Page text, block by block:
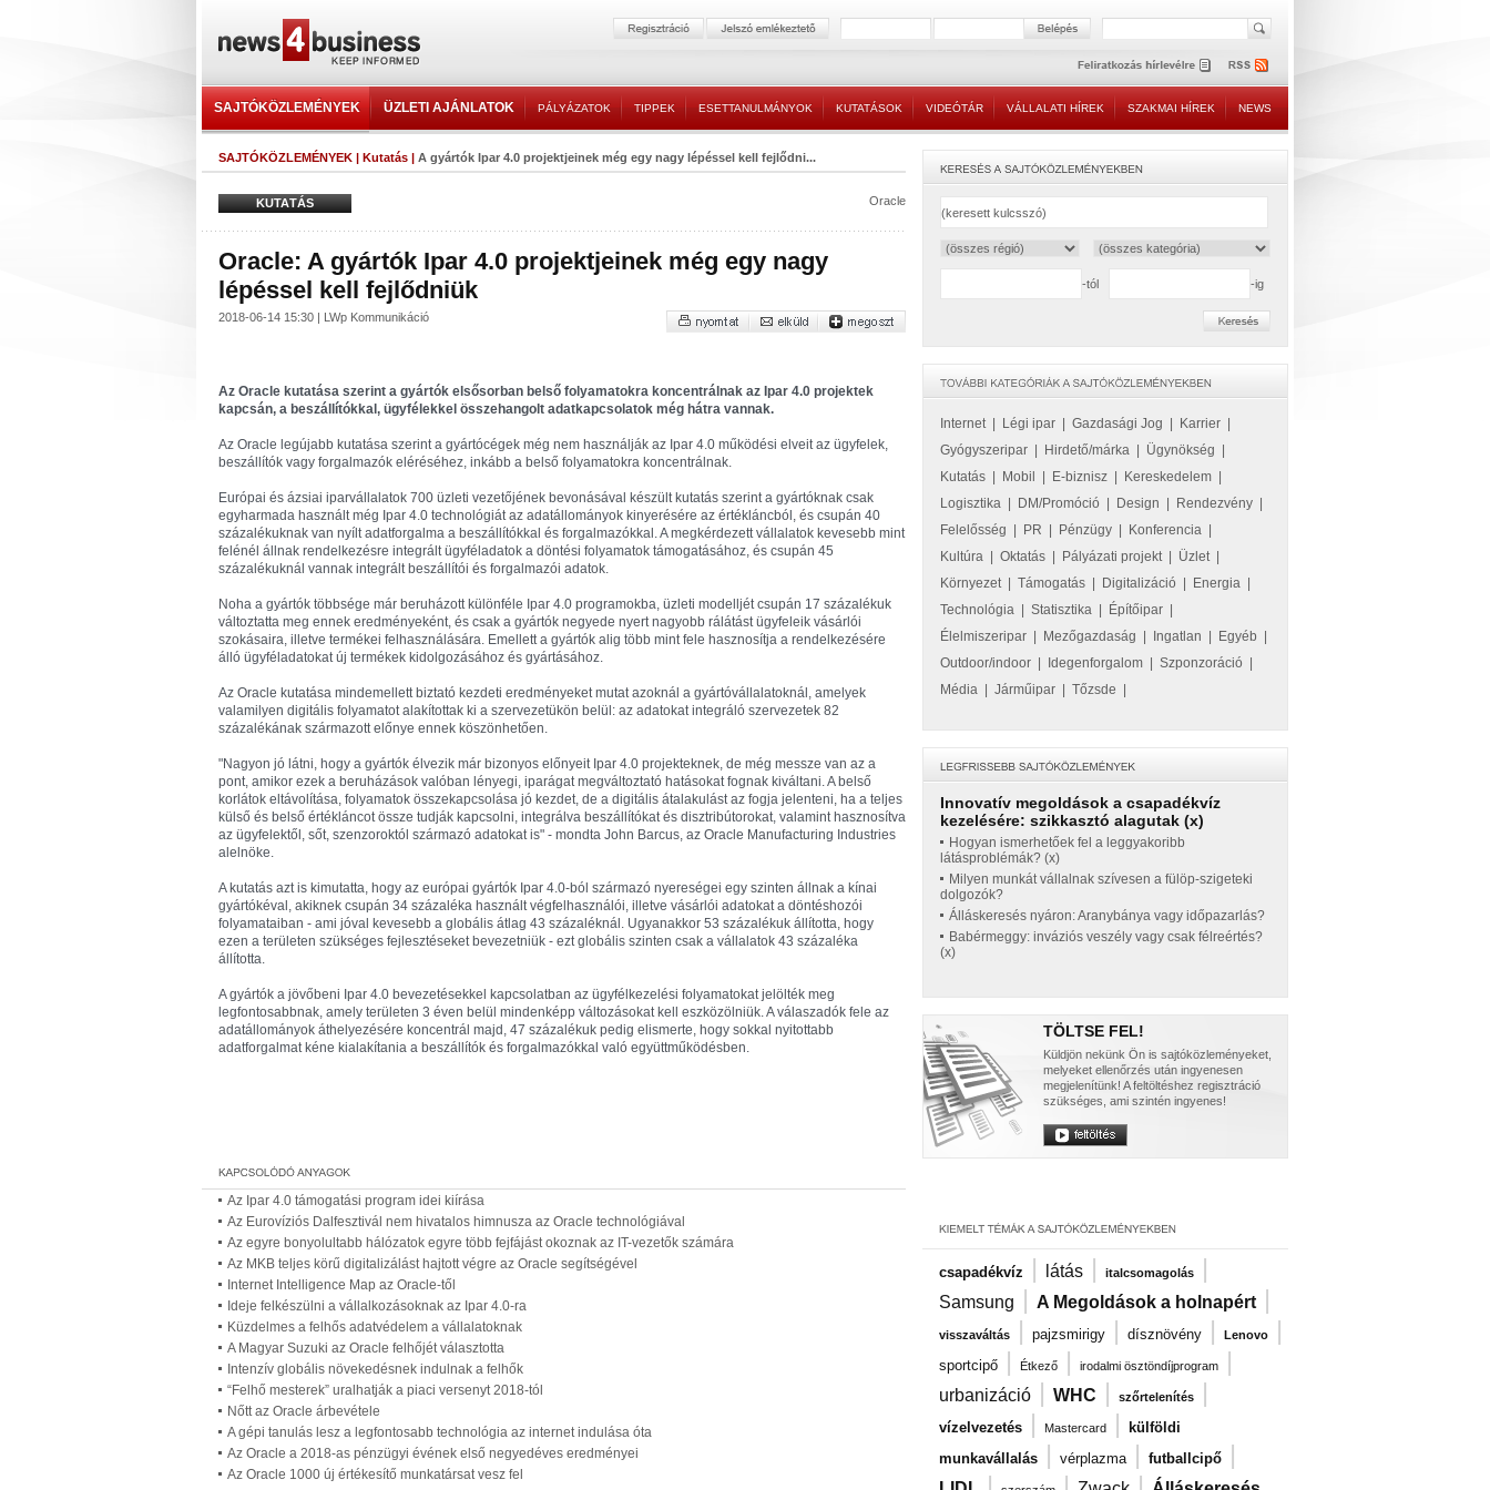
SAJTÓKÖZLEMÉNYEK ÜZLETI AJÁNLATOK PÁLYÁZATOK TIPPEK ESETTANULMÁNYOK KUTATÁSOK VIDEÓTÁR VÁLLALATI HÍREK SZAKMAI HÍREK NEWS
SAJTÓKÖZLEMÉNYEK | Kutatás | A gyártók Ipar 4.0 projektjeinek még egy nagy lépéssel kell fejlődni...
KUTATÁS Oracle
Oracle: A gyártók Ipar 4.0 projektjeinek még egy nagy
lépéssel kell fejlődniük
2018-06-14 15:30 | LWp Kommunikáció
Az Oracle kutatása szerint a gyártók elsősorban belső folyamatokra koncentrálnak az Ipar 4.0 projektek
kapcsán, a beszállítókkal, ügyfélekkel összehangolt adatkapcsolatok még hátra vannak.
Az Oracle legújabb kutatása szerint a gyártócégek még nem használják az Ipar 4.0 működési elveit az ügyfelek,
beszállítók vagy forgalmazók eléréséhez, inkább a belső folyamatokra koncentrálnak.
Európai és ázsiai iparvállalatok 700 üzleti vezetőjének bevonásával készült kutatás szerint a gyártóknak csak
egyharmada használt még Ipar 4.0 technológiát az adatállományok kinyerésére az értékláncból, és csupán 40
százalékuknak van nyílt adatforgalma a beszállítókkal és forgalmazókkal. A megkérdezett vállalatok kevesebb mint
felénél állnak rendelkezésre integrált ügyféladatok a döntési folyamatok támogatásához, és csupán 45
százalékuknál vannak integrált beszállítói és forgalmazói adatok.
Noha a gyártók többsége már beruházott különféle Ipar 4.0 programokba, üzleti modelljét csupán 17 százalékuk
változtatta meg ennek eredményeként, és csak a gyártók negyede nyert nagyobb rálátást ügyfeleik vásárlói
szokásaira, illetve termékei felhasználására. Emellett a gyártók alig több mint fele hasznosítja a rendelkezésére
álló ügyféladatokat új termékek kidolgozásához és gyártásához.
Az Oracle kutatása mindemellett biztató kezdeti eredményeket mutat azoknál a gyártóvállalatoknál, amelyek
valamilyen digitális folyamatot alakítottak ki a szervezetükön belül: az adatokat integráló szervezetek 82
százalékának származott előnye ennek köszönhetően.
"Nagyon jó látni, hogy a gyártók élvezik már bizonyos előnyeit Ipar 4.0 projekteknek, de még messze van az a
pont, amikor ezek a beruházások valóban lényegi, iparágat megváltoztató hatásokat fognak kiváltani. A belső
korlátok eltávolítása, folyamatok összekapcsolása jó kezdet, de a digitális átalakulást az fogja jelenteni, ha a teljes
külső és belső értékláncot össze tudják kapcsolni, integrálva beszállítókat és disztribútorokat, valamint hasznosítva
az ügyfelektől, sőt, szenzoroktól származó adatokat is" - mondta John Barcus, az Oracle Manufacturing Industries
alelnöke.
A kutatás azt is kimutatta, hogy az európai gyártók Ipar 4.0-ból származó nyereségei egy szinten állnak a kínai
gyártókéval, akiknek csupán 34 százaléka használt végfelhasználói, illetve vásárlói adatokat a döntéshozói
folyamataiban - ami jóval kevesebb a globális átlag 43 százaléknál. Ugyanakkor 53 százalékuk állította, hogy
ezen a területen szükséges fejlesztéseket bevezetniük - ezt globális szinten csak a vállalatok 43 százaléka
állította.
A gyártók a jövőbeni Ipar 4.0 bevezetésekkel kapcsolatban az ügyfélkezelési folyamatokat jelölték meg
legfontosabbnak, amely területen 3 éven belül mindenképp változásokat kell eszközölniük. A válaszadók fele az
adatállományok áthelyezésére koncentrál majd, 47 százalékuk pedig elismerte, hogy sokkal nyitottabb
adatforgalmat kéne kialakítania a beszállítók és forgalmazókkal való együttműködésben.
Az Ipar 4.0 támogatási program idei kiírása
Az Eurovíziós Dalfesztivál nem hivatalos himnusza az Oracle technológiával
Az egyre bonyolultabb hálózatok egyre több fejfájást okoznak az IT-vezetők számára
Az MKB teljes körű digitalizálást hajtott végre az Oracle segítségével
Internet Intelligence Map az Oracle-től
Ideje felkészülni a vállalkozásoknak az Ipar 4.0-ra
Küzdelmes a felhős adatvédelem a vállalatoknak
A Magyar Suzuki az Oracle felhőjét választotta
Intenzív globális növekedésnek indulnak a felhők
“Felhő mesterek” uralhatják a piaci versenyt 2018-tól
Nőtt az Oracle árbevétele
A gépi tanulás lesz a legfontosabb technológia az internet indulása óta
Az Oracle a 2018-as pénzügyi évének első negyedéves eredményei
Az Oracle 1000 új értékesítő munkatársat vesz fel
-tól -ig
Internet| Légi ipar Gazdasági Jog Karrier
Gyógyszeripar
Hirdető/márka Ügynökség
Kutatás
Mobil E-biznisz Kereskedelem
Logisztika
DM/Promóció Design Rendezvény
Felelősség
PR Pénzügy Konferencia
Kultúra
Oktatás Pályázati projekt| Üzlet|
Környezet| Támogatás Digitalizáció Energia
Technológia
Statisztika Építőipar
Élelmiszeripar
Mezőgazdaság Ingatlan Egyéb
Outdoor/indoor
Idegenforgalom Szponzoráció
Média
Járműipar Tőzsde
Innovatív megoldások a csapadékvíz
kezelésére: szikkasztó alagutak (x)
Hogyan ismerhetőek fel a leggyakoribb
látásproblémák? (x)
Milyen munkát vállalnak szívesen a fülöp-szigeteki
dolgozók?
Álláskeresés nyáron: Aranybánya vagy időpazarlás?
Babérmeggy: inváziós veszély vagy csak félreértés?
(x)
TÖLTSE FEL!
Küldjön nekünk Ön is sajtóközleményeket,
melyeket ellenőrzés után ingyenesen
megjelenítünk! A feltöltéshez regisztráció
szükséges, ami szintén ingyenes!
csapadékvíz | látás | italcsomagolás |
Samsung | A Megoldások a holnapért |
visszaváltás | pajzsmirigy | dísznövény | Lenovo |
sportcipő | Étkező | irodalmi ösztöndíjprogram |
urbanizáció | WHC | szőrtelenítés |
vízelvezetés | Mastercard |
külföldi
munkavállalás | vérplazma | futballcipő |